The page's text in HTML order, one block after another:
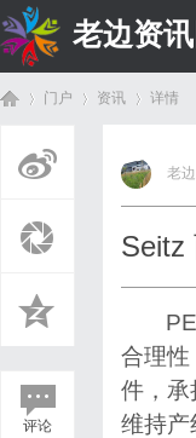
老边资
门户 资讯
›
详情
评论
老
Seitz
合理性
件，承
维持产